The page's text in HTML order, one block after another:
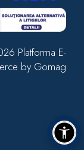
Platforma E-
by Gomag